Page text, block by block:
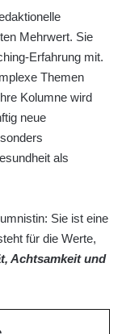
Mehrwert. Sie
Erfahrung mit.
Themen
Kolumne wird
neue
als
Sie ist eine
für die Werte,
Achtsamkeit und